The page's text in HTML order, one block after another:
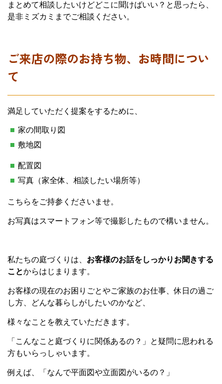
まとめて相談したいけどどこに聞けばいい？と思ったら、
是非ミズカミまでご相談ください。
ご来店の際のお持ち物、お時間につい
て
満足していただく提案をするために、
家の間取り図
敷地図
配置図
写真（家全体、相談したい場所等）
こちらをご持参くださいませ。
お写真はスマートフォン等で撮影したもので構いません。
私たちの庭づくりは、 お客様のお話をしっかりお聞きする
ことからはじまります。
お客様の現在のお困りごとやご家族のお仕事、休日の過ご
し方、どんな暮らしがしたいのかなど、
様々なことを教えていただきます。
「こんなこと庭づくりに関係あるの？」と疑問に思われる
方もいらっしゃいます。
例えば、「なんで平面図や立面図がいるの？」